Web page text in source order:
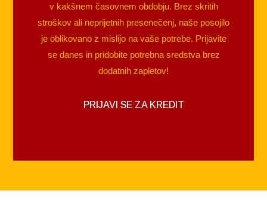
v kakšnem časovnem obdobju. Brez skritih
stroškov ali neprijetnih presenečenj, naše posojilo
je oblikovano z mislijo na vaše potrebe. Prijavite
se danes in pridobite potrebna sredstva brez
dodatnih zapletov!
PRIJAVI SE ZA KREDIT